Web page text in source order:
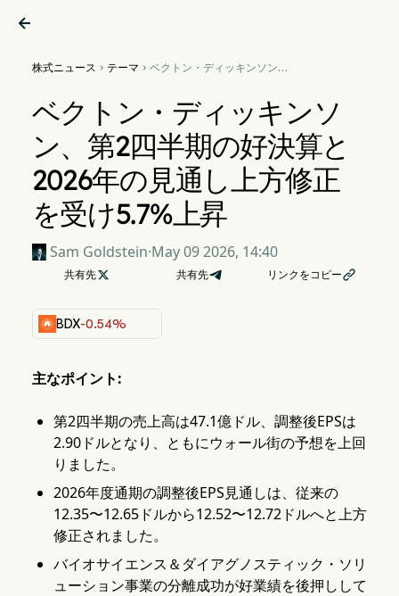

株式ニュース  テーマ  ベクトン・ディッキンソン、
5.7%上昇
ベクトン・ディッキンソ
ン、第2四半期の好決算と
2026年の見通し上方修正
を受け5.7%上昇
Sam Goldstein·May 09 2026, 14:40
共有先 共有先 リンクをコピー
BDX-0.54%
主なポイント:
第2四半期の売上高は47.1億ドル、調整後EPSは
2.90ドルとなり、ともにウォール街の予想を上回
りました。
2026年度通期の調整後EPS見通しは、従来の
12.35〜12.65ドルから12.52〜12.72ドルへと上方
修正されました。
バイオサイエンス＆ダイアグノスティック・ソリ
ューション事業の分離成功が好業績を後押しして